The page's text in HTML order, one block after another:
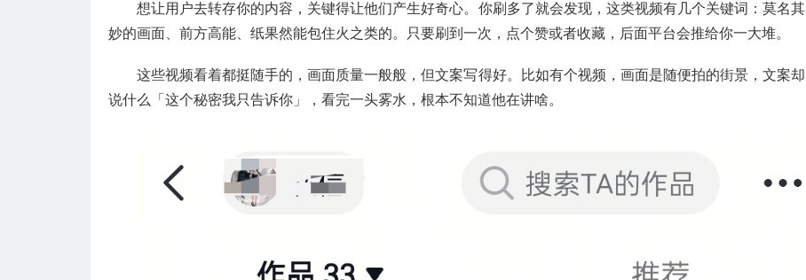
想让用户去转存你的内容，关键得让他们产生好奇心。你刷多了就会发现，这类视频有几个关键词：莫名其
妙的画面、前方高能、纸果然能包住火之类的。只要刷到一次，点个赞或者收藏，后面平台会推给你一大堆。
这些视频看着都挺随手的，画面质量一般般，但文案写得好。比如有个视频，画面是随便拍的街景，文案却
说什么「这个秘密我只告诉你」，看完一头雾水，根本不知道他在讲啥。